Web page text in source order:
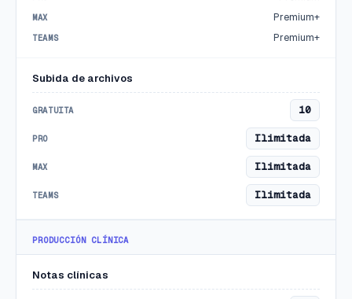
Premium+
Premium+
Subida de archivos
10
Ilimitada
Ilimitada
Ilimitada
PRODUCCIÓN CLÍNICA
Notas clínicas